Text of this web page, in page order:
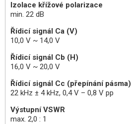
Izolace křížové polarizace
min. 22 dB
Řídicí signál Ca (V)
10,0 V ~ 14,0 V
Řídicí signál Cb (H)
16,0 V ~ 20,0 V
Řídicí signál Cc (přepínání pásma)
22 kHz ± 4 kHz, 0,4 V – 0,8 V pp
Výstupní VSWR
max. 2,0 : 1